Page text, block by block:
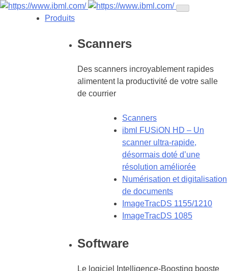
Produits
Scanners
Des scanners incroyablement rapides
alimentent la productivité de votre salle
de courrier
Scanners
ibml FUSiON HD – Un
scanner ultra-rapide,
désormais doté d’une
résolution améliorée
Numérisation et digitalisation
de documents
ImageTracDS 1155/1210
ImageTracDS 1085
Software
Le logiciel Intelligence-Boosting booste